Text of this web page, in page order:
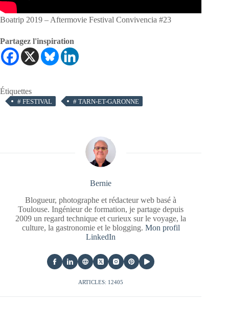
Boatrip 2019 – Aftermovie Festival Convivencia #23
Partagez l'inspiration
Étiquettes
# FESTIVAL # TARN-ET-GARONNE
Bernie
Blogueur, photographe et rédacteur web basé à
Toulouse. Ingénieur de formation, je partage depuis
2009 un regard technique et curieux sur le voyage, la
culture, la gastronomie et le blogging. Mon profil
LinkedIn
ARTICLES: 12405